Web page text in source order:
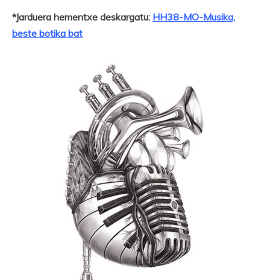
*Jarduera hementxe deskargatu: HH38-MO-Musika,
beste botika bat